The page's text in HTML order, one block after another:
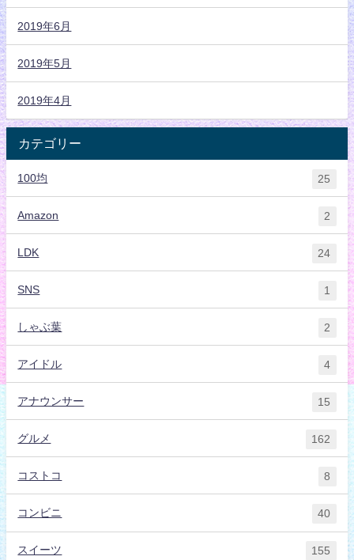
2019年6月
2019年5月
2019年4月
カテゴリー
100均 25
Amazon 2
LDK 24
SNS 1
しゃぶ葉 2
アイドル 4
アナウンサー 15
グルメ 162
コストコ 8
コンビニ 40
スイーツ 155